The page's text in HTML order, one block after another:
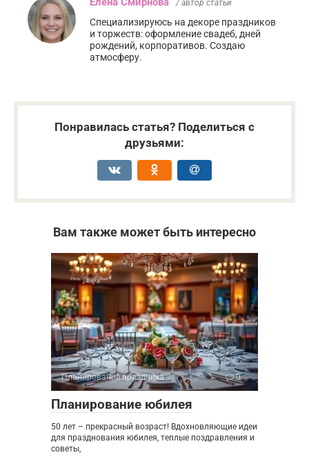
/ автор статьи
Специализируюсь на декоре праздников
и торжеств: оформление свадеб, дней
рождений, корпоративов. Создаю
атмосферу.
Понравилась статья? Поделиться с
друзьями:
Вам также может быть интересно
Планирование праздника 0
Планирование юбилея
50 лет – прекрасный возраст! Вдохновляющие идеи
для празднования юбилея, теплые поздравления и
советы,